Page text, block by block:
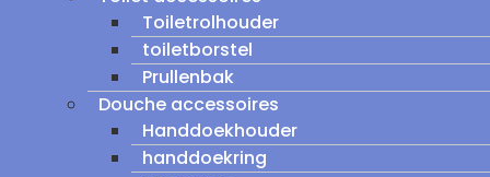
Toiletrolhouder
toiletborstel
Prullenbak
Douche accessoires
Handdoekhouder
handdoekring